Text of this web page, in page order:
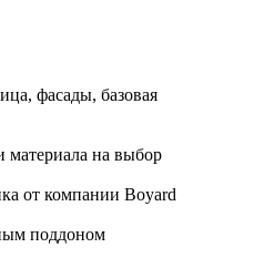
фасады, базовая
материала на выбор
от компании Boyard
поддоном